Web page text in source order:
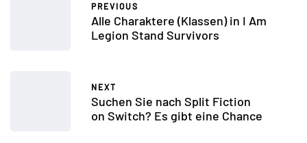
PREVIOUS
Alle Charaktere (Klassen) in I Am
Legion Stand Survivors
NEXT
Suchen Sie nach Split Fiction
on Switch? Es gibt eine Chance